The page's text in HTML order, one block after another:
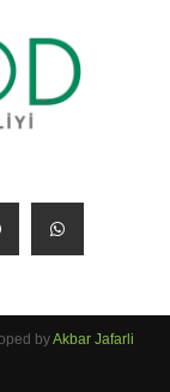
byAkbar Jafarli